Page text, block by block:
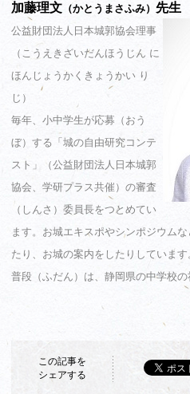
加藤理文 （かとうまさふみ） 先生
公益財団法人日本城郭協会理事
（こうえきざいだんほうじん に
ほんじょうかくきょうかい り
じ）
毎年、小中学生が応募（おう
ぼ）する「城の自由研究コンテ
スト」（公益財団法人日本城郭
協会、学研プラス共催）の審査
（しんさ）委員長をつとめてい
ます。お城エキスポやシンポジウム
たり、お城の案内をしたりしています
普段（ふだん）は、静岡県の中学校の
この記事を
シェアする